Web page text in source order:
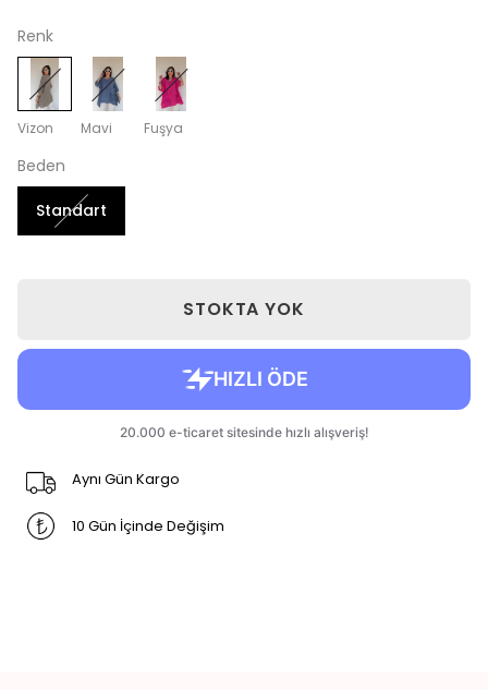
Renk
Vizon Mavi Fuşya
Beden
Standart
STOKTA YOK
Aynı Gün Kargo
10 Gün İçinde Değişim